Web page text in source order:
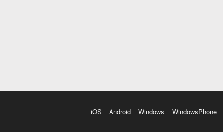
iOS Android Windows WindowsPhone